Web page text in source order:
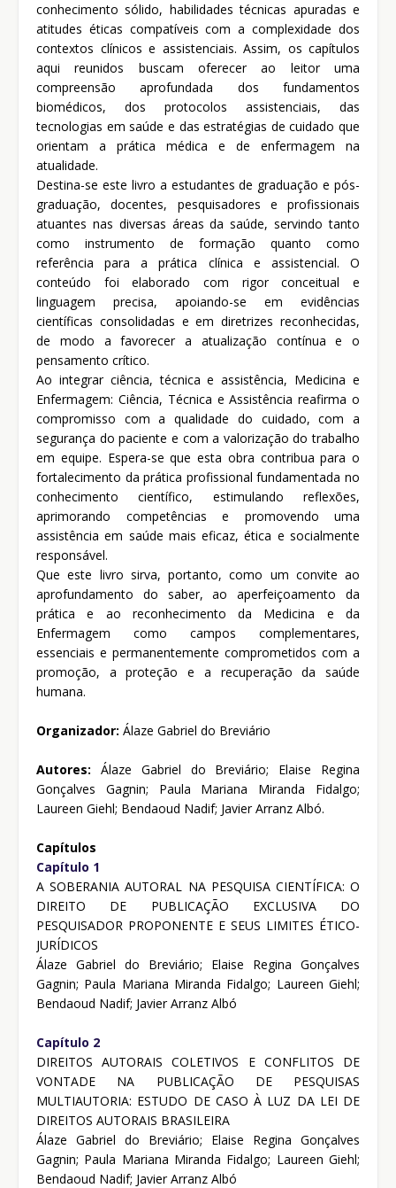
conhecimento sólido, habilidades técnicas apuradas e
atitudes éticas compatíveis com a complexidade dos
contextos clínicos e assistenciais. Assim, os capítulos
aqui reunidos buscam oferecer ao leitor uma
compreensão aprofundada dos fundamentos
biomédicos, dos protocolos assistenciais, das
tecnologias em saúde e das estratégias de cuidado que
orientam a prática médica e de enfermagem na
atualidade.
Destina-se este livro a estudantes de graduação e pós-
graduação, docentes, pesquisadores e profissionais
atuantes nas diversas áreas da saúde, servindo tanto
como instrumento de formação quanto como
referência para a prática clínica e assistencial. O
conteúdo foi elaborado com rigor conceitual e
linguagem precisa, apoiando-se em evidências
científicas consolidadas e em diretrizes reconhecidas,
de modo a favorecer a atualização contínua e o
pensamento crítico.
Ao integrar ciência, técnica e assistência, Medicina e
Enfermagem: Ciência, Técnica e Assistência reafirma o
compromisso com a qualidade do cuidado, com a
segurança do paciente e com a valorização do trabalho
em equipe. Espera-se que esta obra contribua para o
fortalecimento da prática profissional fundamentada no
conhecimento científico, estimulando reflexões,
aprimorando competências e promovendo uma
assistência em saúde mais eficaz, ética e socialmente
responsável.
Que este livro sirva, portanto, como um convite ao
aprofundamento do saber, ao aperfeiçoamento da
prática e ao reconhecimento da Medicina e da
Enfermagem como campos complementares,
essenciais e permanentemente comprometidos com a
promoção, a proteção e a recuperação da saúde
humana.
Organizador: Álaze Gabriel do Breviário
Autores: Álaze Gabriel do Breviário; Elaise Regina
Gonçalves Gagnin; Paula Mariana Miranda Fidalgo;
Laureen Giehl; Bendaoud Nadif; Javier Arranz Albó.
Capítulos
Capítulo 1
A SOBERANIA AUTORAL NA PESQUISA CIENTÍFICA: O
DIREITO DE PUBLICAÇÃO EXCLUSIVA DO
PESQUISADOR PROPONENTE E SEUS LIMITES ÉTICO-
JURÍDICOS
Álaze Gabriel do Breviário; Elaise Regina Gonçalves
Gagnin; Paula Mariana Miranda Fidalgo; Laureen Giehl;
Bendaoud Nadif; Javier Arranz Albó
Capítulo 2
DIREITOS AUTORAIS COLETIVOS E CONFLITOS DE
VONTADE NA PUBLICAÇÃO DE PESQUISAS
MULTIAUTORIA: ESTUDO DE CASO À LUZ DA LEI DE
DIREITOS AUTORAIS BRASILEIRA
Álaze Gabriel do Breviário; Elaise Regina Gonçalves
Gagnin; Paula Mariana Miranda Fidalgo; Laureen Giehl;
Bendaoud Nadif; Javier Arranz Albó